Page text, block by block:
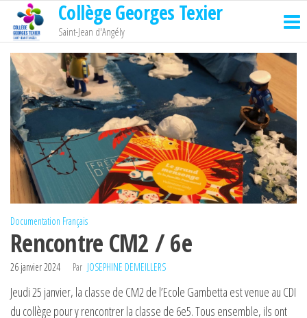
Passer
contenu
Collège Georges Texier
Saint-Jean d'Angély
Documentation Français
Rencontre CM2 / 6e
26 janvier 2024 Par JOSEPHINE DEMEILLERS
Jeudi 25 janvier, la classe de CM2 de l’Ecole Gambetta est venue au CDI
du collège pour y rencontrer la classe de 6e5. Tous ensemble, ils ont